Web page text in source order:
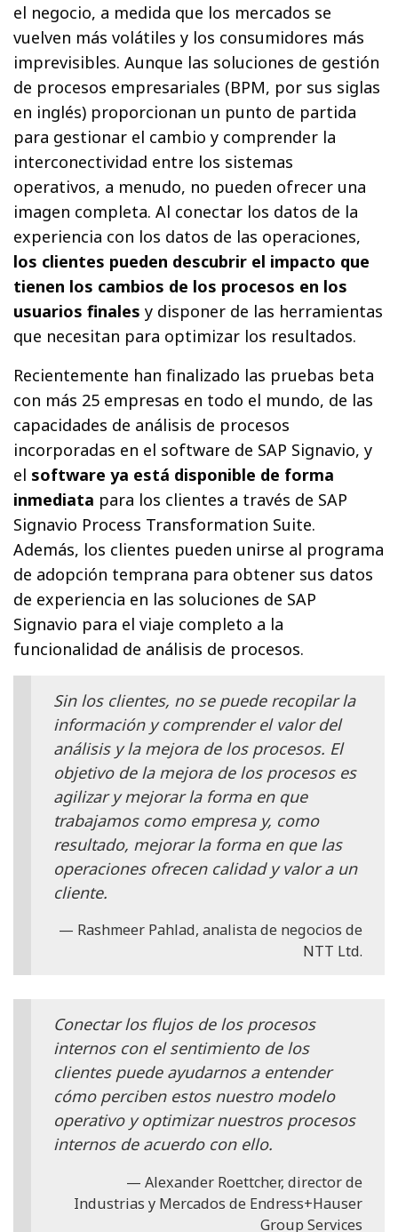
el negocio, a medida que los mercados se
vuelven más volátiles y los consumidores más
imprevisibles. Aunque las soluciones de gestión
de procesos empresariales (BPM, por sus siglas
en inglés) proporcionan un punto de partida
para gestionar el cambio y comprender la
interconectividad entre los sistemas
operativos, a menudo, no pueden ofrecer una
imagen completa. Al conectar los datos de la
experiencia con los datos de las operaciones,
los clientes pueden descubrir el impacto que
tienen los cambios de los procesos en los
usuarios finales y disponer de las herramientas
que necesitan para optimizar los resultados.
Recientemente han finalizado las pruebas beta
con más 25 empresas en todo el mundo, de las
capacidades de análisis de procesos
incorporadas en el software de SAP Signavio, y
el software ya está disponible de forma
inmediata para los clientes a través de SAP
Signavio Process Transformation Suite.
Además, los clientes pueden unirse al programa
de adopción temprana para obtener sus datos
de experiencia en las soluciones de SAP
Signavio para el viaje completo a la
funcionalidad de análisis de procesos.
Sin los clientes, no se puede recopilar la
información y comprender el valor del
análisis y la mejora de los procesos. El
objetivo de la mejora de los procesos es
agilizar y mejorar la forma en que
trabajamos como empresa y, como
resultado, mejorar la forma en que las
operaciones ofrecen calidad y valor a un
cliente.
Rashmeer Pahlad, analista de negocios de
NTT Ltd.
Conectar los flujos de los procesos
internos con el sentimiento de los
clientes puede ayudarnos a entender
cómo perciben estos nuestro modelo
operativo y optimizar nuestros procesos
internos de acuerdo con ello.
Alexander Roettcher, director de
Industrias y Mercados de Endress+Hauser
Group Services